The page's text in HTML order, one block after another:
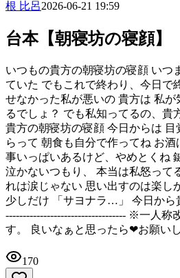
根 比呂2026-06-21 19:59
台本【朝寝坊の寝顔】
いつもの貴方の朝寝坊の寝顔 いつ
ていた でもこれで終わり、今日で
せなかった私が悪いの 貴方は 私が
るでしょ？ でも私知ってるの、貴
貴方の朝寝坊の寝顔 今日からは 目
らって 朝食も自分で作ってね お
事いっぱいあるけど、やめとくね
泣かないつもり、 本当は私怒って
れは涙じゃない 思い出すのは楽し
少しだけ 「サヨナラ…」 今日から
----------------------------------- ※一人称
す。 良いなぁと思ったら❤お願い
170